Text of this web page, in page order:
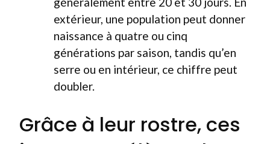
extérieur, une population peut donner
naissance à quatre ou cinq
générations par saison, tandis qu’en
serre ou en intérieur, ce chiffre peut
doubler.
Grâce à leur rostre, ces